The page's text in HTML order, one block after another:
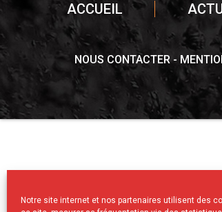
Notre site internet et nos partenaires utilisent des
ACCUEIL
NOUS CONTACTER